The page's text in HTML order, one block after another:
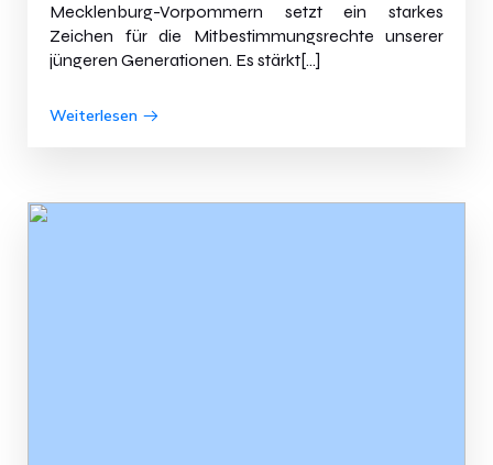
Mecklenburg-Vorpommern setzt ein starkes
Zeichen für die Mitbestimmungsrechte unserer
jüngeren Generationen. Es stärkt[…]
Weiterlesen